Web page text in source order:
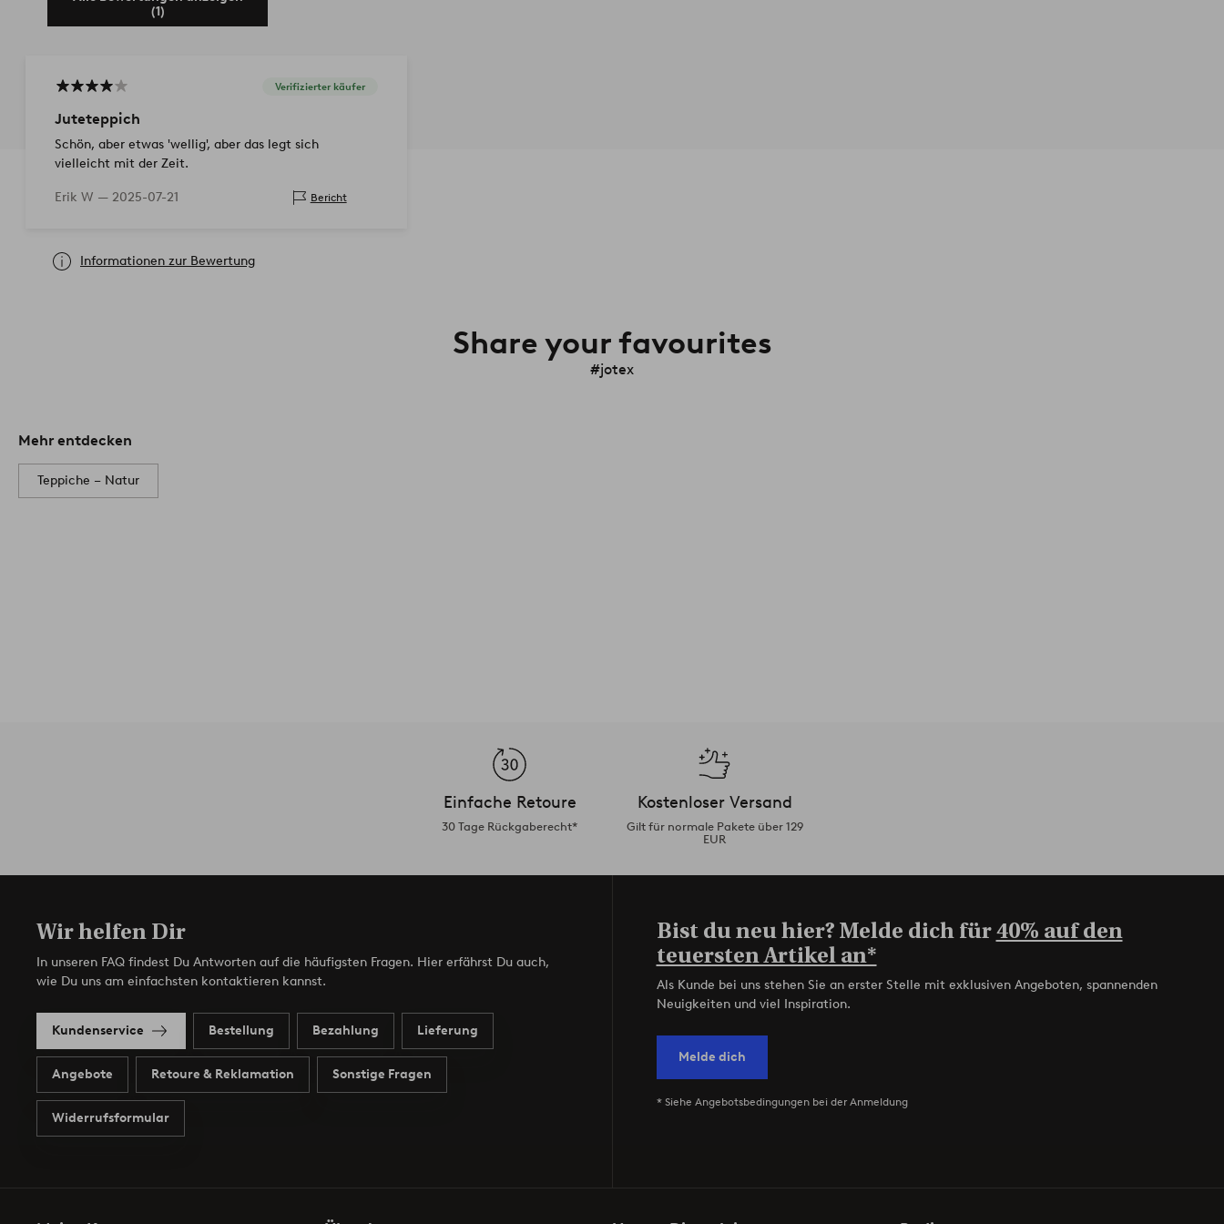
(1)
Verifizierter käufer
Juteteppich
Schön, aber etwas 'wellig', aber das legt sich
vielleicht mit der Zeit.
Erik W — 2025-07-21 Bericht
Informationen zur Bewertung
Share your favourites
#jotex
Mehr entdecken
Teppiche – Natur
Einfache Retoure
30 Tage Rückgaberecht*
Kostenloser Versand
Gilt für normale Pakete über 129
EUR
Wir helfen Dir
In unseren FAQ findest Du Antworten auf die häufigsten Fragen. Hier erfährst Du auch,
wie Du uns am einfachsten kontaktieren kannst.
Kundenservice Bestellung Bezahlung Lieferung
Angebote Retoure & Reklamation Sonstige Fragen
Widerrufsformular
Bist du neu hier? Melde dich für40% auf den
teuersten Artikel an*
Als Kunde bei uns stehen Sie an erster Stelle mit exklusiven Angeboten, spannenden
Neuigkeiten und viel Inspiration.
Melde dich
* Siehe Angebotsbedingungen bei der Anmeldung